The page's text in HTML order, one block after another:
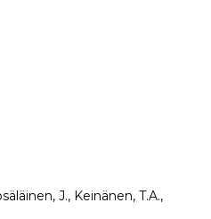
J., Keinänen, T.A.,